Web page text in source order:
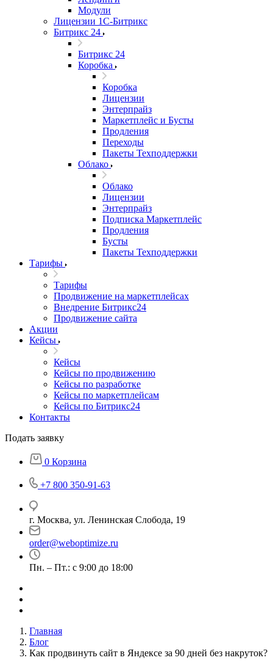
Модули
Лицензии 1С-Битрикс
Битрикс 24
Битрикс 24
Коробка
Коробка
Лицензии
Энтерпрайз
Маркетплейс и Бусты
Продления
Переходы
Пакеты Техподдержки
Облако
Облако
Лицензии
Энтерпрайз
Подписка Маркетплейс
Продления
Бусты
Пакеты Техподдержки
Тарифы
Тарифы
Продвижение на маркетплейсах
Внедрение Битрикс24
Продвижение сайта
Акции
Кейсы
Кейсы
Кейсы по продвижению
Кейсы по разработке
Кейсы по маркетплейсам
Кейсы по Битрикс24
Контакты
Подать заявку
0 Корзина
+7 800 350-91-63
г. Москва, ул. Ленинская Слобода, 19
order@weboptimize.ru
Пн. – Пт.: с 9:00 до 18:00
Главная
Блог
Как продвинуть сайт в Яндексе за 90 дней без накруток?